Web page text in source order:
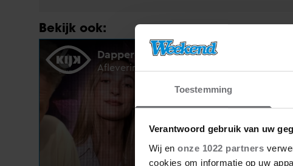
Toestemming
Verantwoord gebruik van uw
Wij en onze 1022 partners
cookies om informatie op uw
Bekijk ook: